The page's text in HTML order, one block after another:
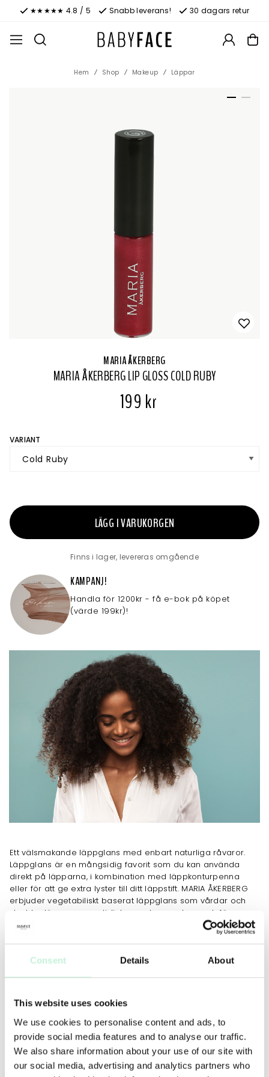
Consent Details About
This website uses cookies
We use cookies to personalise content and ads, to
provide social media features and to analyse our traffic.
We also share information about your use of our site with
our social media, advertising and analytics partners who
★★★★★ 4.8 / 5 Snabb leverans! 30 dagars retur
Hem Shop Makeup Läppar
MARIA ÅKERBERG
MARIA ÅKERBERG LIP GLOSS COLD RUBY
199 kr
VARIANT
LÄGG I VARUKORGEN
Finns i lager, levereras omgående
KAMPANJ!
Handla för 1200kr - få e-bok på köpet
(värde 199kr)!
Ett välsmakande läppglans med enbart naturliga råvaror.
Läppglans är en mångsidig favorit som du kan använda
direkt på läpparna, i kombination med läppkonturpenna
eller för att ge extra lyster till ditt läppstift. MARIA ÅKERBERG
erbjuder vegetabiliskt baserat läppglans som vårdar och
skyddar läpparna samtidigt som de ger glans och färg.
Storlek: 6ml.
Lip Gloss appliceras ensamt, under eller ovanpå ditt
lipgloss för att skydda läpparna mot kyla, använd gärna Lip